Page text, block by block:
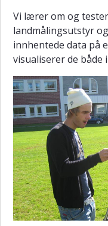
Geomatikk
Manulab
Modellverksted
Polymer
kompositter
(ASEM)
Wireless
Forskning
Ansatte
Samarbeid
Vi lærer om og
landmålingsutstyr
innhentede data på
visualiserer de både